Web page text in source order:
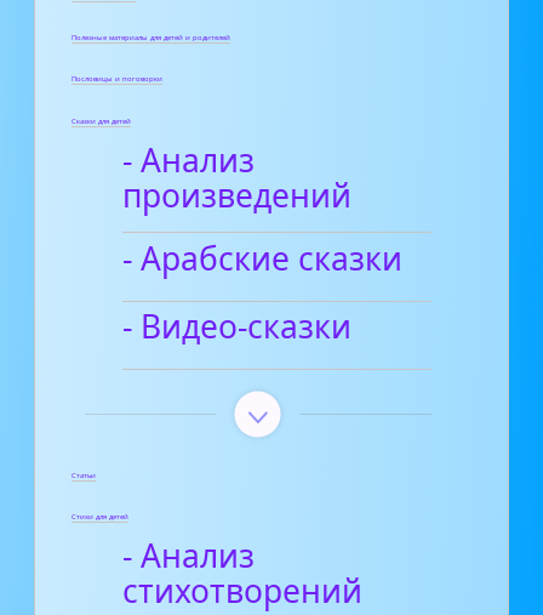
Полезные материалы для детей и родителей
Пословицы и поговорки
Сказки для детей
- Анализ
произведений
- Арабские сказки
- Видео-сказки
Статьи
Стихи для детей
- Анализ
стихотворений